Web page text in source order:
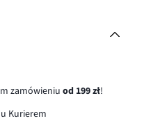
zamówieniu od 199 zł!
Kurierem